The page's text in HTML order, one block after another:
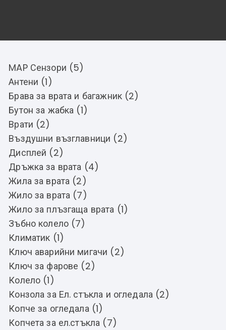
MAP Сензори (5)
Антени (1)
Брава за врата и багажник (2)
Бутон за жабка (1)
Врати (2)
Въздушни възглавници (2)
Дисплей (2)
Дръжка за врата (4)
Жила за врата (2)
Жило за врата (7)
Жило за плъзгаща врата (1)
Зъбно колело (7)
Климатик (1)
Ключ аварийни мигачи (2)
Ключ за фарове (2)
Колело (1)
Конзола за Ел. стъкла и огледала (2)
Копче за огледала (1)
Копчета за ел.стъкла (7)